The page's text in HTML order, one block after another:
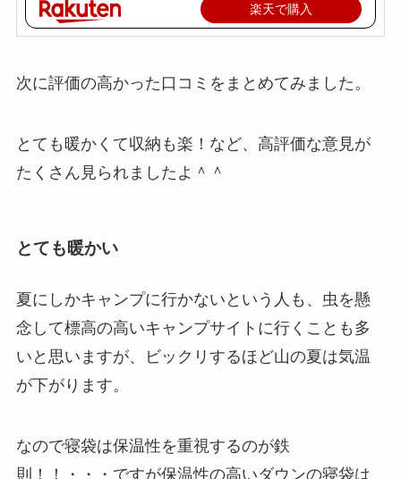
楽天で購入
次に評価の高かった口コミをまとめてみました。
とても暖かくて収納も楽！など、高評価な意見が
たくさん見られましたよ＾＾
とても暖かい
夏にしかキャンプに行かないという人も、虫を懸
念して標高の高いキャンプサイトに行くことも多
いと思いますが、ビックリするほど山の夏は気温
が下がります。
なので寝袋は保温性を重視するのが鉄
則！！・・・ですが保温性の高いダウンの寝袋は